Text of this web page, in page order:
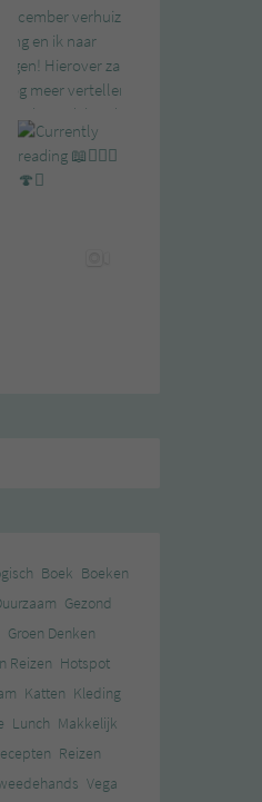
Boek Boeken
Gezond
Groen Denken
Reizen Hotspot
Katten Kleding
Lunch Makkelijk
Reizen
Vega